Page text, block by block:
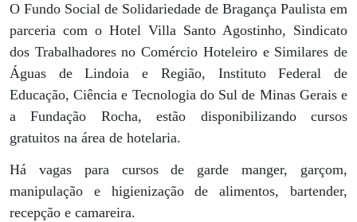
O Fundo Social de Solidariedade de Bragança Paulista em
parceria com o Hotel Villa Santo Agostinho, Sindicato
dos Trabalhadores no Comércio Hoteleiro e Similares de
Águas de Lindoia e Região, Instituto Federal de
Educação, Ciência e Tecnologia do Sul de Minas Gerais e
a Fundação Rocha, estão disponibilizando cursos
gratuitos na área de hotelaria.
Há vagas para cursos de garde manger, garçom,
manipulação e higienização de alimentos, bartender,
recepção e camareira.